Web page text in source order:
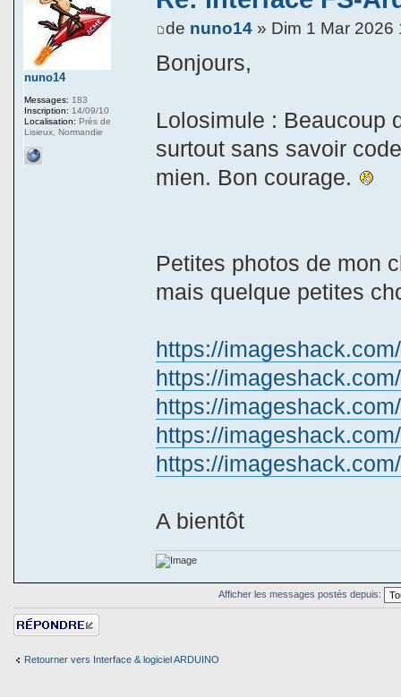
de nuno14 » Dim 1 Mar 2026
Bonjours,
Lolosimule : Beaucoup
surtout sans savoir
mien. Bon courage.
Petites photos de mon
mais quelque petites
https://
https://
https://
https://
https://
A bientôt
nuno14
Messages: 183
Inscription: 14/09/10
Localisation: Près de
Lisieux, Normandie
Afficher les messages postés depuis:
Répondre
Retourner vers Interface & logiciel ARDUINO